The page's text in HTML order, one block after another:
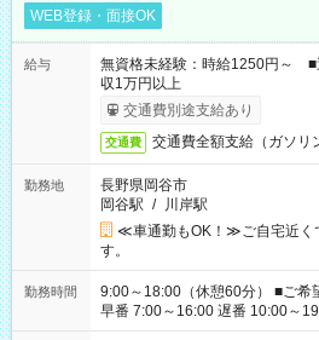
WEB登録・面接OK
給与
無資格未経験：時給1250円～
収1万円以上
交通費別途支給あり
交通費 交通費全額支給（ガソリ
勤務地
長野県岡谷市
岡谷駅 / 川岸駅
≪車通勤もOK！≫ご自宅近く
す。
勤務時間
9:00～18:00（休憩60分） ■ご希望があれば下記シフトもOK！
早番 7:00～16:00 遅番 10:00～19:00
と休みを合わせたい」 「余裕を